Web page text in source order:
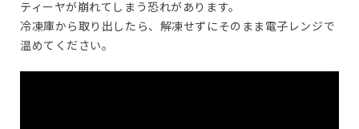
ティーヤが崩れてしまう恐れがあります。
冷凍庫から取り出したら、解凍せずにそのまま電子レンジで
温めてください。